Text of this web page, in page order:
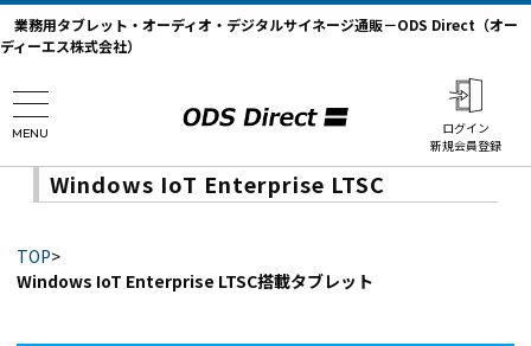
業務用タブレット・オーディオ・デジタルサイネージ通販－ODS Direct（オー
ディーエス株式会社）
MENU
ログイン
新規会員登録
Windows IoT Enterprise LTSC
TOP>
Windows IoT Enterprise LTSC搭載タブレット